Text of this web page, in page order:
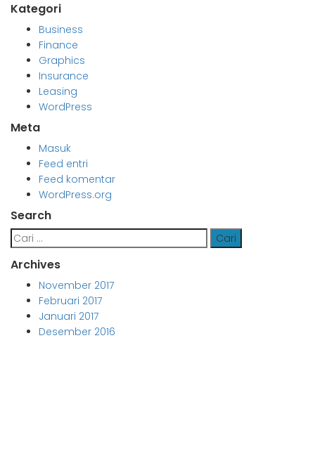
Kategori
Business
Finance
Graphics
Insurance
Leasing
WordPress
Meta
Masuk
Feed entri
Feed komentar
WordPress.org
Search
Cari
untuk:
Archives
November 2017
Februari 2017
Januari 2017
Desember 2016